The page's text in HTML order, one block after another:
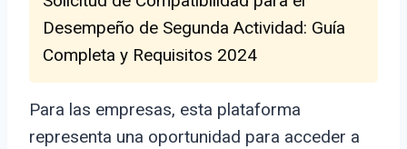
Desempeño de Segunda Actividad: Guía
Completa y Requisitos 2024
Para las empresas, esta plataforma
representa una oportunidad para acceder a